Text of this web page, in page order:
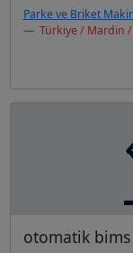
Parke ve Briket
Türkiye / Mardin
otomatik